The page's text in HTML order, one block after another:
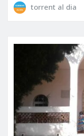
torrent al dia